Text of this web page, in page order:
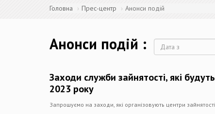
Головна Прес-центр Анонси подій
Анонси подій
Заходи служби зайнятості, які
2023 року
Запрошуємо на заходи, які організовують центри